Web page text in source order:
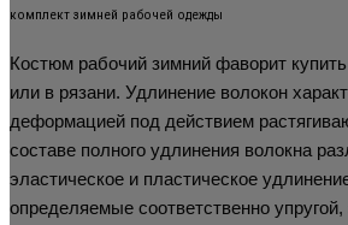
комплект зимней рабочей одежды
Костюм рабочий зимний фаворит
или в рязани. Удлинение волокон
деформацией под действием
составе полного удлинения волокна
эластическое и пластическое
определяемые соответственно